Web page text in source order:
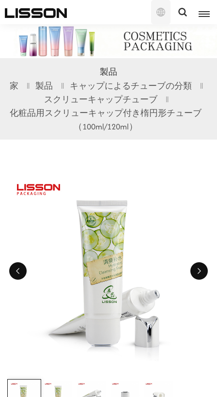
語
English
français
русский
español
한국의
ไทย
Tiếng việt
中文
製品
家 製品
キャップによるチューブの分類
スクリューキャップチューブ
化粧品用スクリューキャップ付き楕円形チューブ
（100ml/120ml）